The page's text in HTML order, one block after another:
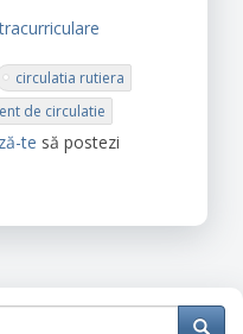
circulatia rutiera
de circulatie
te să postezi